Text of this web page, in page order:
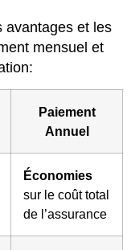
avantages et les
mensuel et
Paiement
Annuel
Économies
sur le coût total
de l’assurance